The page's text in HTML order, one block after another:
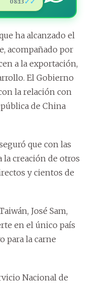
ha alcanzado el
acompañado por
a la exportación,
El Gobierno
la relación con
de China
que con las
la creación de otros
y cientos de
José Sam,
en el único país
para la carne
Nacional de